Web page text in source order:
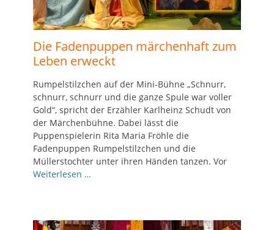
Die Fadenpuppen märchenhaft zum
Leben erweckt
Rumpelstilzchen auf der Mini-Bühne „Schnurr,
schnurr, schnurr und die ganze Spule war voller
Gold“, spricht der Erzähler Karlheinz Schudt von
der Märchenbühne. Dabei lässt die
Puppenspielerin Rita Maria Fröhle die
Fadenpuppen Rumpelstilzchen und die
Müllerstochter unter ihren Händen tanzen. Vor
Weiterlesen …